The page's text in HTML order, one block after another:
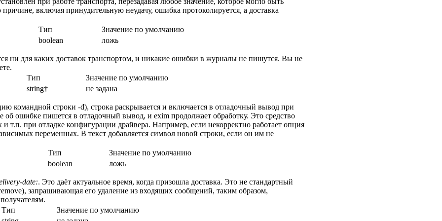
включая принудительную неудачу, ошибка протоколируется, а доставка
Тип
Значение по умолчанию
boolean
ложь
ни для каких доставок транспортом, и никакие ошибки в журналы не пишутся. Вы не
Тип
Значение по умолчанию
string†
не задана
командной строки -d), строка раскрывается и включается в отладочный вывод при
об ошибке пишется в отладочный вывод, и exim продолжает обработку. Это средство
т.п. при отладке конфигурации драйвера. Например, если некорректно работает опция
переменных. В текст добавляется символ новой строки, если он им не
Тип
Значение по умолчанию
boolean
ложь
date:. Это даёт актуальное время, когда призошла доставка. Это не стандартный
запрашивающая его удаление из входящих сообщений, таким образом,
Тип
Значение по умолчанию